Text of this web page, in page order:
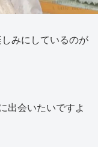
みにしているのが
出会いたいですよ